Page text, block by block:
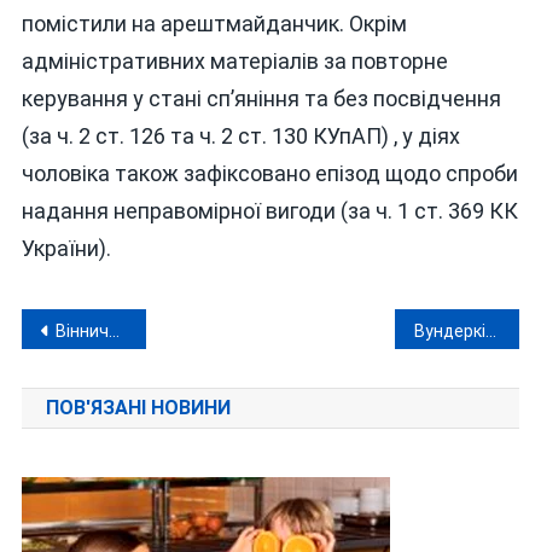
помістили на арештмайданчик. Окрім
адміністративних матеріалів за повторне
керування у стані сп’яніння та без посвідчення
(за ч. 2 ст. 126 та ч. 2 ст. 130 КУпАП) , у діях
чоловіка також зафіксовано епізод щодо спроби
надання неправомірної вигоди (за ч. 1 ст. 369 КК
України).
Навігація
записів
Вінничани здобули «золото» та «бронзу» на Чемпіонаті Європи із самбо, де змагалися з росіянами Вундеркінд, який називав Моргунова і Гройсмана батьками, очолив департамент у Вінницькій мерії
ПОВ'ЯЗАНІ НОВИНИ